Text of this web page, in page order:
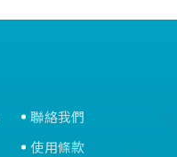
聯絡我們
使用條款